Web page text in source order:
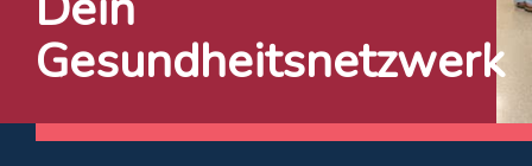
Gesundheitsnetzwerk